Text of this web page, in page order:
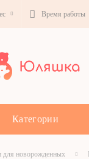
Время работы
Категории
для новорожденных